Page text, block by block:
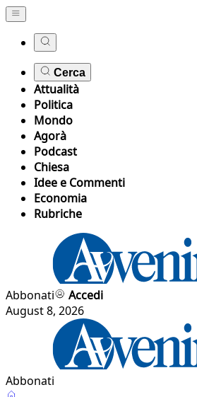
Cerca
Attualità
Politica
Mondo
Agorà
Podcast
Chiesa
Idee e Commenti
Economia
Rubriche
Abbonati
Accedi
August 8, 2026
Abbonati